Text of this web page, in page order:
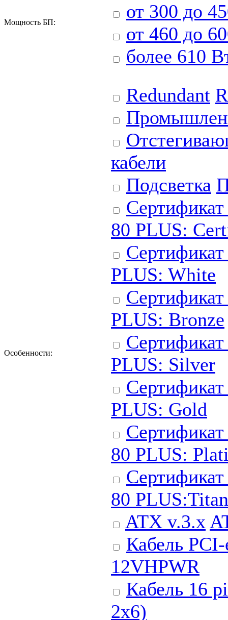
Мощность БП:
от 300 до
от 460 до
более 610
Особенности:
Redundant
кабели
Подсветка
80 PLUS:
PLUS: White
PLUS: Bronze
PLUS: Silver
PLUS: Gold
80 PLUS:
80
ATX v.3.x
Кабель
12VHPWR
Кабель 16
2x6)